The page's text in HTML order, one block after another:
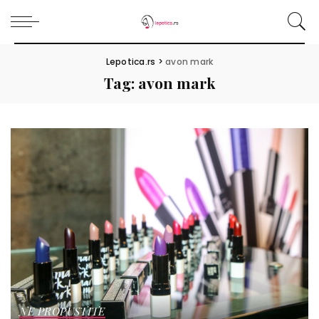
Lepotica.rs >avon mark
Tag: avon mark
NE PROPUSTITE